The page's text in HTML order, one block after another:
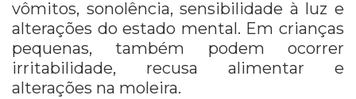
vômitos, sonolência, sensibilidade à luz e
alterações do estado mental. Em crianças
pequenas, também podem ocorrer
irritabilidade, recusa alimentar e
alterações na moleira.